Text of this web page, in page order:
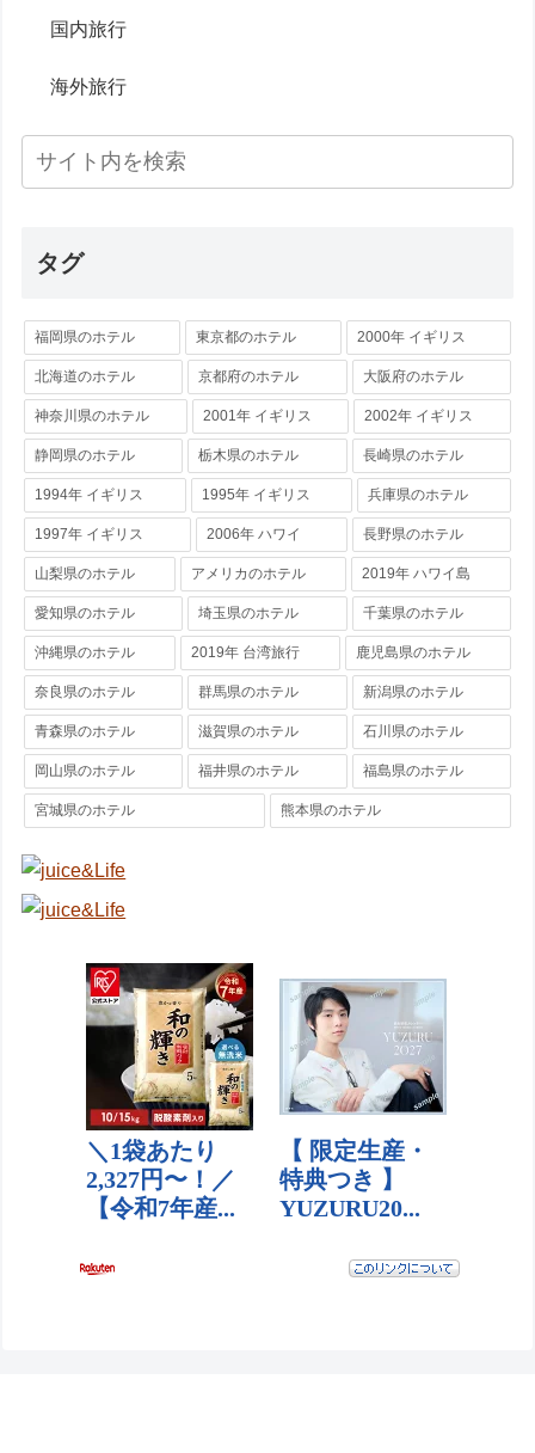
国内旅行
海外旅行
タグ
福岡県のホテル 東京都のホテル 2000年 イギリス
北海道のホテル 京都府のホテル 大阪府のホテル
神奈川県のホテル 2001年 イギリス 2002年 イギリス
静岡県のホテル 栃木県のホテル 長崎県のホテル
1994年 イギリス 1995年 イギリス 兵庫県のホテル
1997年 イギリス 2006年 ハワイ 長野県のホテル
山梨県のホテル アメリカのホテル 2019年 ハワイ島
愛知県のホテル 埼玉県のホテル 千葉県のホテル
沖縄県のホテル 2019年 台湾旅行 鹿児島県のホテル
奈良県のホテル 群馬県のホテル 新潟県のホテル
青森県のホテル 滋賀県のホテル 石川県のホテル
岡山県のホテル 福井県のホテル 福島県のホテル
宮城県のホテル 熊本県のホテル